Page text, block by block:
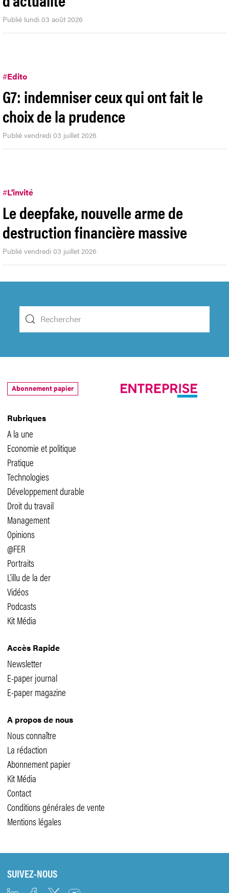
Publié lundi 03 août 2026
#Edito
G7: indemniser ceux qui ont fait le
choix de la prudence
Publié vendredi 03 juillet 2026
#L'invité
Le deepfake, nouvelle arme de
destruction financière massive
Publié vendredi 03 juillet 2026
Rubriques
A la une
Economie et politique
Pratique
Technologies
Développement durable
Droit du travail
Management
Opinions
@FER
Portraits
L'illu de la der
Vidéos
Podcasts
Kit Média
Accès Rapide
Newsletter
E-paper journal
E-paper magazine
A propos de nous
Nous connaître
La rédaction
Abonnement papier
Kit Média
Contact
Conditions générales de vente
Mentions légales
Abonnement papier
SUIVEZ-NOUS